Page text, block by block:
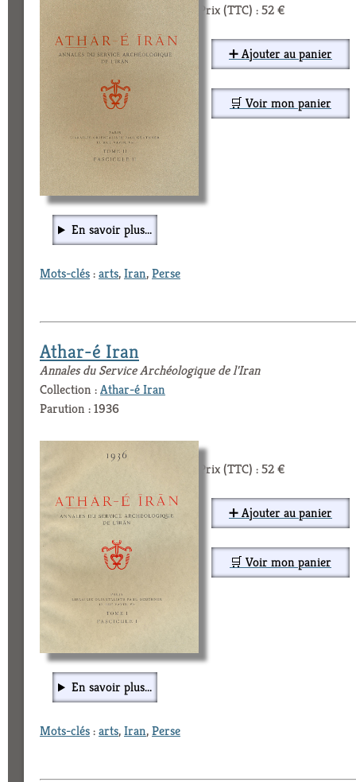
Prix (TTC) : 52 €
➕ Ajouter au panier
🛒 Voir mon panier
En savoir plus...
Mots-clés:arts,Iran,Perse
Athar-é Iran
Annales du Service Archéologique de l'Iran
Collection :Athar-é Iran
Parution : 1936
Prix (TTC) : 52 €
➕ Ajouter au panier
🛒 Voir mon panier
En savoir plus...
Mots-clés:arts,Iran,Perse